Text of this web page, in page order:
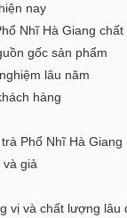
nay
Nhĩ Hà Giang
gốc sản phẩm
lâu năm
hàng
Phổ Nhĩ Hà Giang
giả
vị và chất lượng lâu